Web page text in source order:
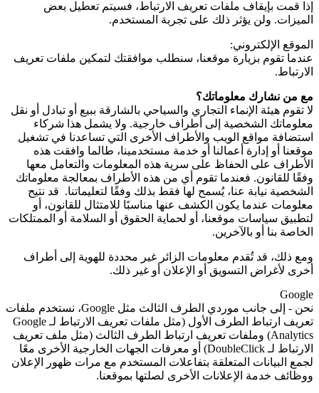
إذا قمت بإيقاف ملفات تعريف الارتباط، فسيتم تعطيل بعض
الميزات. ولن يؤثر ذلك على تجربة المستخدم.
الموقع الإلكتروني:
عندما تقوم بزيارة موقعنا، سنطلب موافقتك لتمكين ملفات تعريف
الارتباط.
مع من نشارك معلوماتك؟
لا تقوم هيئة الإنماء التجاري والسياحي بالشارقة ببيع أو تبادل أو نقل
معلوماتك الشخصية إلى أطراف خارجية. ولا يشمل هذا شركاء
استضافة مواقع الويب والأطراف الأخرى التي تساعدنا في تشغيل
موقعنا أو إدارة أعمالنا أو خدمة مستخدمينا، طالما وافقت هذه
الأطراف على الحفاظ على سرية هذه المعلومات والتعامل معها
وفقًا للقانون. فعندما تقوم أي من هذه الأطراف بمعالجة معلوماتك
الشخصية نيابة عنا، يُسمح لها فقط بذلك وفقًا لتعليماتنا. قد نتيح
معلومات عندما يكون الكشف عنها مناسبًا للامتثال للقانون، أو
لتطبيق سياسات موقعنا، أو لحماية الحقوق أو السلامة أو الممتلكات
الخاصة بنا أو بالآخرين.
ومع ذلك، قد تُقدم معلومات الزائر غير محددة للهوية إلى أطراف
أخرى لأغراض التسويق أو الإعلان أو غير ذلك.
Google
نحن - إلى جانب موردي الطرف الثالث مثل Google، نستخدم ملفات
تعريف ارتباط الطرف الأول (مثل ملفات تعريف الارتباط لـ Google
Analytics) وملفات تعريف ارتباط الطرف الثالث (مثل ملف تعريف
الارتباط لـ DoubleClick) أو معرفات الجهات الخارجية الأخرى معًا
لجمع البيانات المتعلقة بتفاعلات المستخدم مع مرات ظهور الإعلان
ووظائف خدمة الإعلانات الأخرى لصلتها بموقعنا.